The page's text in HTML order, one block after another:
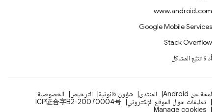
www.android.com
Google Mobile Services
Stack Overflow
أداة تتبّع المشاكل
لمحة عن Android المنتدى شؤون قانونية الترخيص
الخصوصية
تعليقات حول الموقع الإلكتروني
ICP证合字B2-20070004号
Manage cookies